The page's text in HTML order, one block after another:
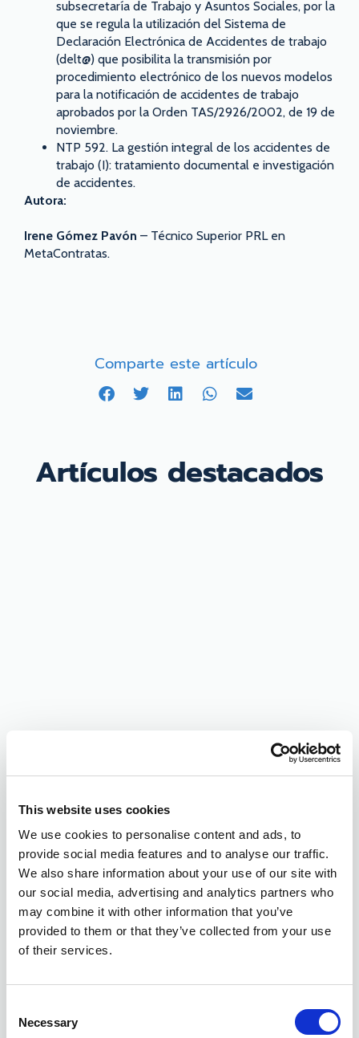
This website uses cookies
We use cookies to personalise content and ads, to
provide social media features and to analyse our traffic.
We also share information about your use of our site with
our social media, advertising and analytics partners who
may combine it with other information that you’ve
provided to them or that they’ve collected from your use
of their services.
Selection
Necessary
subsecretaría de Trabajo y Asuntos Sociales, por la
que se regula la utilización del Sistema de
Declaración Electrónica de Accidentes de trabajo
(delt@) que posibilita la transmisión por
procedimiento electrónico de los nuevos modelos
para la notificación de accidentes de trabajo
aprobados por la Orden TAS/2926/2002, de 19 de
noviembre.
NTP 592. La gestión integral de los accidentes de
trabajo (I): tratamiento documental e investigación
de accidentes.
Autora:
Irene Gómez Pavón – Técnico Superior PRL en
MetaContratas.
Comparte este artículo
Artículos destacados